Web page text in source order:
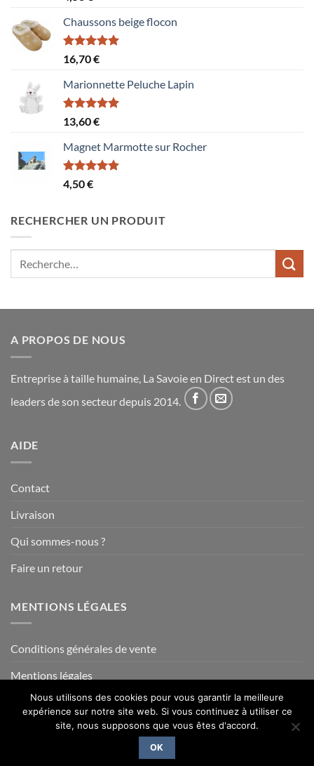
sur 5
Chaussons beige flocon
Note5.00
sur 5
16,70€
Marionnette Peluche Lapin
Note5.00
sur 5
13,60€
Magnet Marmotte sur Rocher
Note5.00
sur 5
4,50€
RECHERCHER UN PRODUIT
A PROPOS DE NOUS
Entreprise à taille humaine, La Savoie en Direct est un des
leaders de son secteur depuis 2014.
AIDE
Contact
Livraison
Qui sommes-nous ?
Faire un retour
MENTIONS LÉGALES
Conditions générales de vente
Mentions légales
Visa PayPal MasterCardCredit
Nous utilisons des cookies pour vous garantir la meilleure
expérience sur notre site web. Si vous continuez à utiliser ce
site, nous supposons que vous êtes d'accord.
OK